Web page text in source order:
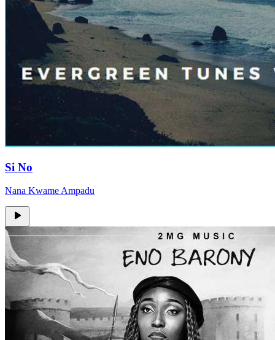
Si No
Nana Kwame Ampadu